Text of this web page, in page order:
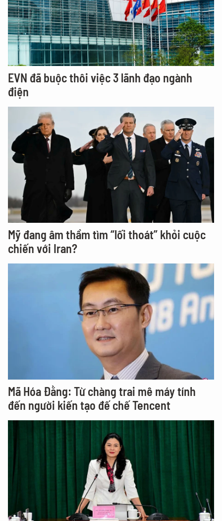
EVN đã buộc thôi việc 3 lãnh đạo ngành
điện
Mỹ đang âm thầm tìm “lối thoát” khỏi cuộc
chiến với Iran?
Mã Hóa Đằng: Từ chàng trai mê máy tính
đến người kiến tạo đế chế Tencent